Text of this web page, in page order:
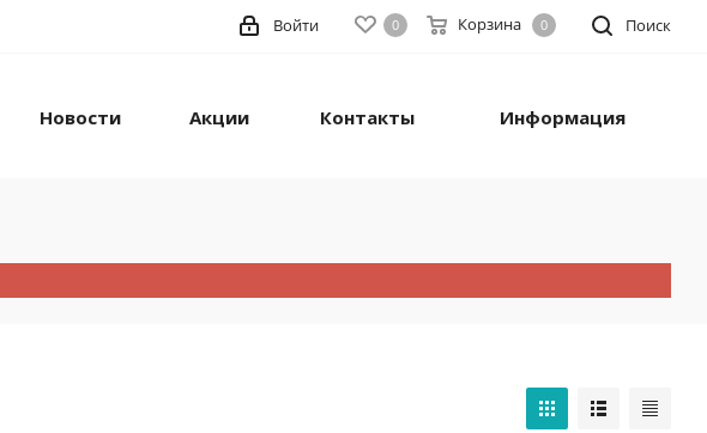
Поиск
0 Корзина 0
Войти
Новости Акции Контакты Информация